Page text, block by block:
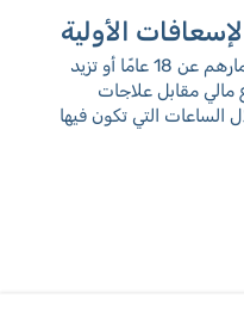
الأولية
يحق لاعضاء لئوميت الذين تقل أعمارهم عن 18 عامًا أو تزيد
مالي مقابل علاجات
الساعات التي تكون فيها